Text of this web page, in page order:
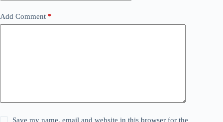
Add Comment *
Save my name, email and website in this browser for the